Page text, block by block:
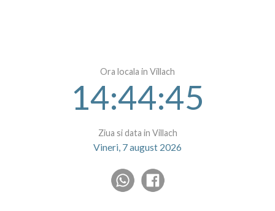
Ora locala in Villach
14:44:45
Ziua si data in Villach
Vineri, 7 august 2026